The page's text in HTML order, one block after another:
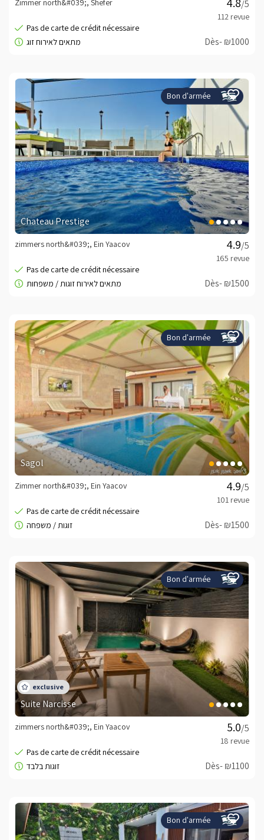
/5
Zimmer north&#039;, Shefer
Dès- ₪1000
Bon d'armée
Chateau Prestige
/5
zimmers north&#039;, Ein Yaacov
Dès- ₪1500
Bon d'armée
Sagol
/5
Zimmer north&#039;, Ein Yaacov
Dès- ₪1500
Bon d'armée
Suite Narcisse
/5
zimmers north&#039;, Ein Yaacov
Dès- ₪1100
Bon d'armée